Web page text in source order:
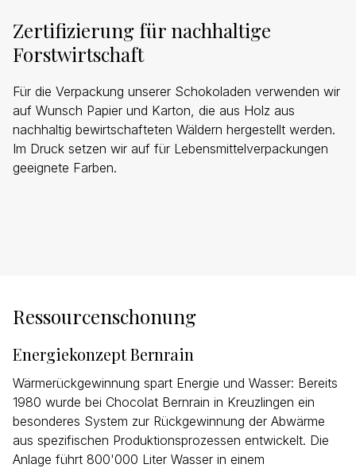
Zertifizierung für nachhaltige
Forstwirtschaft
Für die Verpackung unserer Schokoladen verwenden wir
auf Wunsch Papier und Karton, die aus Holz aus
nachhaltig bewirtschafteten Wäldern hergestellt werden.
Im Druck setzen wir auf für Lebensmittelverpackungen
geeignete Farben.
Ressourcenschonung
Energiekonzept Bernrain
Wärmerückgewinnung spart Energie und Wasser: Bereits
1980 wurde bei Chocolat Bernrain in Kreuzlingen ein
besonderes System zur Rückgewinnung der Abwärme
aus spezifischen Produktionsprozessen entwickelt. Die
Anlage führt 800'000 Liter Wasser in einem